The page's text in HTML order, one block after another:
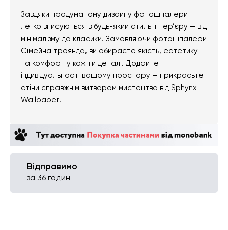
Завдяки продуманому дизайну фотошпалери
легко вписуються в будь-який стиль інтер’єру — від
мінімалізму до класики. Замовляючи фотошпалери
Сімейна троянда, ви обираєте якість, естетику
та комфорт у кожній деталі. Додайте
індивідуальності вашому простору — прикрасьте
стіни справжнім витвором мистецтва від Sphynx
Wallpaper!
Відправимо
за 36 годин